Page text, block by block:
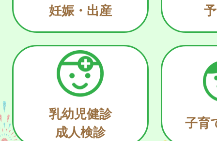
妊娠・出産
乳幼児健診
成人検診
子育